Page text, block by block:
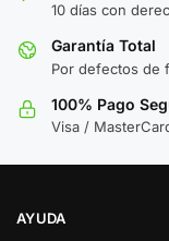
10 días con
Garantía Total
Por defectos de
100% Pago
Visa /
AYUDA